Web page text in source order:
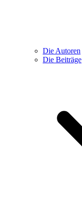
Die Autoren
Die Beiträge